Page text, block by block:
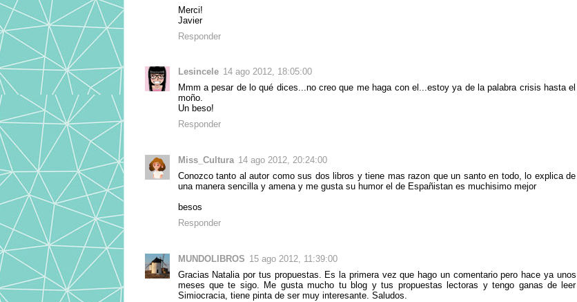
Merci!
Javier
Responder
Lesincele 14 ago 2012, 18:05:00
Mmm a pesar de lo qué dices...no creo que me haga con el...estoy ya de la palabra crisis hasta el
moño.
Un beso!
Responder
Miss_Cultura 14 ago 2012, 20:24:00
Conozco tanto al autor como sus dos libros y tiene mas razon que un santo en todo, lo explica de
una manera sencilla y amena y me gusta su humor el de Españistan es muchisimo mejor
besos
Responder
MUNDOLIBROS 15 ago 2012, 11:39:00
Gracias Natalia por tus propuestas. Es la primera vez que hago un comentario pero hace ya unos
meses que te sigo. Me gusta mucho tu blog y tus propuestas lectoras y tengo ganas de leer
Simiocracia, tiene pinta de ser muy interesante. Saludos.